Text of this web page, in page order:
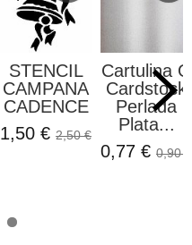
STENCIL
CAMPANA
CADENCE
1,50 € 2,50 €
Cartulina O
Cardstock
Perlada
Plata...
0,77 € 0,90 €